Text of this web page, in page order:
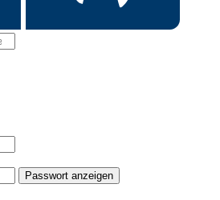
Passwort anzeigen